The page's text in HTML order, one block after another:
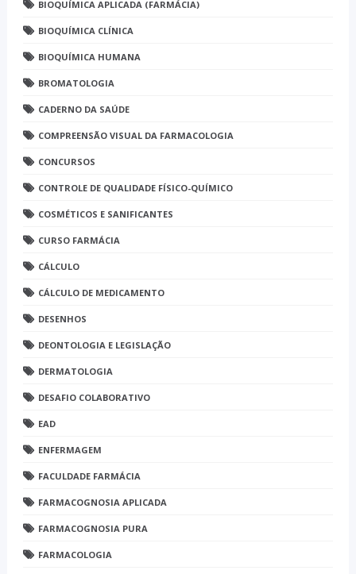
BIOQUÍMICA APLICADA (FARMÁCIA)
BIOQUÍMICA CLÍNICA
BIOQUÍMICA HUMANA
BROMATOLOGIA
CADERNO DA SAÚDE
COMPREENSÃO VISUAL DA FARMACOLOGIA
CONCURSOS
CONTROLE DE QUALIDADE FÍSICO-QUÍMICO
COSMÉTICOS E SANIFICANTES
CURSO FARMÁCIA
CÁLCULO
CÁLCULO DE MEDICAMENTO
DESENHOS
DEONTOLOGIA E LEGISLAÇÃO
DERMATOLOGIA
DESAFIO COLABORATIVO
EAD
ENFERMAGEM
FACULDADE FARMÁCIA
FARMACOGNOSIA APLICADA
FARMACOGNOSIA PURA
FARMACOLOGIA